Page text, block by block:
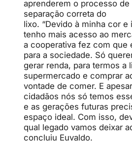
aprenderem o processo
separação correta do
lixo. “Devido à minha cor e
tenho mais acesso ao
a cooperativa fez com que
para a sociedade. Só
gerar renda, para termos a
supermercado e comprar
vontade de comer. E
cidadãos nós só temos
e as gerações futuras
espaço ideal. Com isso,
qual legado vamos deixar
concluiu Euvaldo.